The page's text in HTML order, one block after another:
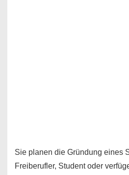
Sie planen die Gründung eines
Freiberufler, Student oder